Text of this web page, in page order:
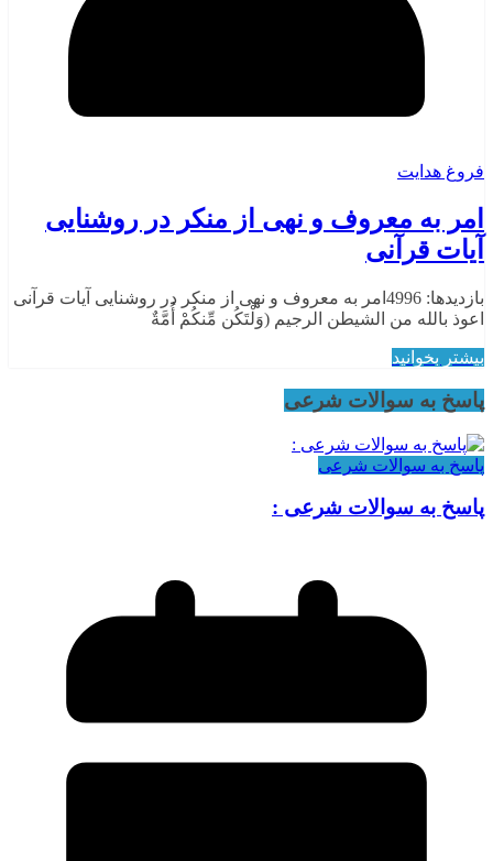
فروغ هدایت
امر به معروف و نهی از منکر در روشنایی
آیات قرآنی
بازدیدها: 4996امر به معروف و نهی از منکر در روشنایی آیات قرآنی
اعوذ بالله من الشیطن الرجیم (وَلْتَكُن مِّنكُمْ أُمَّةٌ
بیشتر بخوانید
پاسخ به سوالات شرعی
پاسخ به سوالات شرعی
پاسخ به سوالات شرعی :